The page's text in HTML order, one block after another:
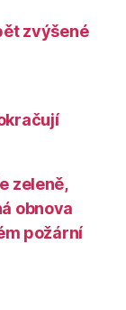
zvýšené
zeleně,
obnova
požární